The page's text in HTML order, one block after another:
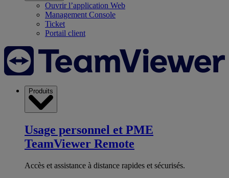
Ouvrir l’application Web
Management Console
Ticket
Portail client
Produits
Usage personnel et PME
TeamViewer Remote
Accès et assistance à distance rapides et sécurisés.